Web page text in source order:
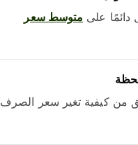
علىمتوسط ​​سعر
كيفية تغير سعر الصرف